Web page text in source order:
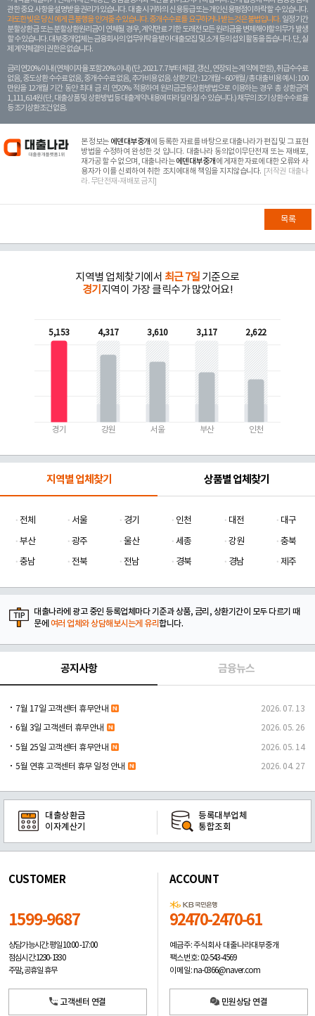
관한 중요 사항을 설명받을 권리가 있습니다. 대 출 시 귀하의 신용등급 또는 개인신용평점이 하락할 수 있습니다.
과도한 빚은 당신 에게 큰 불행을 안겨줄 수 있습니다. 중개수수료를 요구하거나 받는 것은 불법입니다. 일정 기간
분할상환금 또는 분할상환원리금이 연체될 경우, 계약만료 기한 도래전 모든 원리금을 변제해야할 의무가 발생
할 수 있습니다. 대부중개업체는 금융회사의 업무위탁을 받아 대출모집 및 소개 등의 섭외 활동을 돕습니다. 단, 실
제 계약체결의 권한은 없습니다.
금리 연20% 이내 (연체이자율 포함 20% 이내) (단, 2021. 7. 7부터 체결, 갱신, 연장되는 계 약에 한함), 취급수수료
없음, 중도상환 수수료 없음, 중개수수료 없음, 추가비용 없음. 상환기간 : 12개월 ~ 60개월 / 총 대출 비용 예시 : 100
만원을 12개월 기간 동안 최대 금 리 연20% 적용하여 원리금균등상환방법으로 이용하는 경우 총 상환금액
1,111,614원 (단, 대출상품 및 상환방법 등 대출계약 내용에 따라 달라질 수 있습니다.) 채무의 조기 상환수수료율
등 조기상환조건 없음.
본 정보는 에덴대부중개 에 등록한 자료를 바탕으로 대출나라가 편집 및 그 표현
방법을 수정하여 완성한 것 입니다. 대출나라 동의없이무단전재 또는 재배포,
재가공 할 수 없으며, 대출나라는에덴대부중개 에 게재한 자료에 대한 오류와 사
용자가 이를 신뢰하여 취한 조치에대해 책임을 지지않습니다. [저작권 대출나
라. 무단전재-재배포 금지]
목록
지역별 업체찾기에서 최근 7일 기준으로
경기 지역이 가장 클릭수가 많았어요!
5,153
경기
4,317
강원
3,610
서울
3,117
부산
2,622
인천
지역별 업체찾기 상품별 업체찾기
전체 서울 경기 인천 대전
대구
부산
광주 울산 세종 강원
충북
충남
전북 전남 경북 경남 제주
대출나라에 광고 중인 등록업체마다 기준과 상품, 금리, 상환기간이 모두 다르기 때
문에 여러 업체와 상담해보시는게 유리합니다.
공지사항 금융뉴스
7월 17일 고객센터 휴무안내 2026. 07. 13
6월 3일 고객센터 휴무안내 2026. 05. 26
5월 25일 고객센터 휴무안내 2026. 05. 14
5월 연휴 고객센터 휴무 일정 안내 2026. 04. 27
대출상환금
이자계산기
등록대부업체
통합조회
CUSTOMER
1599-9687
상담가능시간: 평일10:00 -17:00
점심시간: 12:30 - 13:30
주말, 공휴일 휴무
고객센터 연결
ACCOUNT
92470-2470-61
예금주: 주식회사 대출나라대부중개
팩스번호: 02-543-4569
이메일: na-0366@naver.com
민원상담 연결